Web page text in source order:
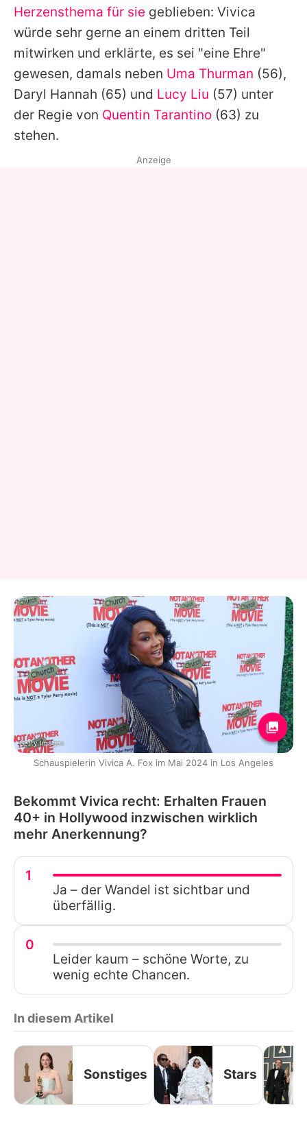
Herzensthema für sie geblieben: Vivica
würde sehr gerne an einem dritten Teil
mitwirken und erklärte, es sei "eine Ehre"
gewesen, damals neben Uma Thurman (56),
Daryl Hannah (65) und Lucy Liu (57) unter
der Regie von Quentin Tarantino (63) zu
stehen.
Anzeige
Getty Images
Schauspielerin Vivica A. Fox im Mai 2024 in Los Angeles
Bekommt Vivica recht: Erhalten Frauen
40+ in Hollywood inzwischen wirklich
mehr Anerkennung?
1
Ja – der Wandel ist sichtbar und
überfällig.
0
Leider kaum – schöne Worte, zu
wenig echte Chancen.
In diesem Artikel
Sonstiges Stars